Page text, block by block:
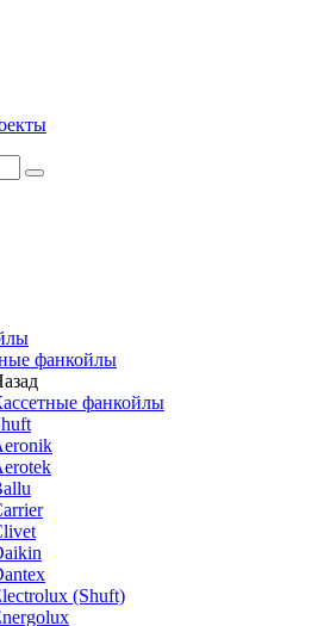
фанкойлы
фанкойлы
(Shuft)